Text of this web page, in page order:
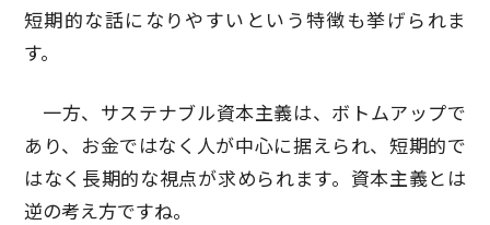
短期的な話になりやすいという特徴も挙げられま
す。
一方、サステナブル資本主義は、ボトムアップで
あり、お金ではなく人が中心に据えられ、短期的で
はなく長期的な視点が求められます。資本主義とは
逆の考え方ですね。